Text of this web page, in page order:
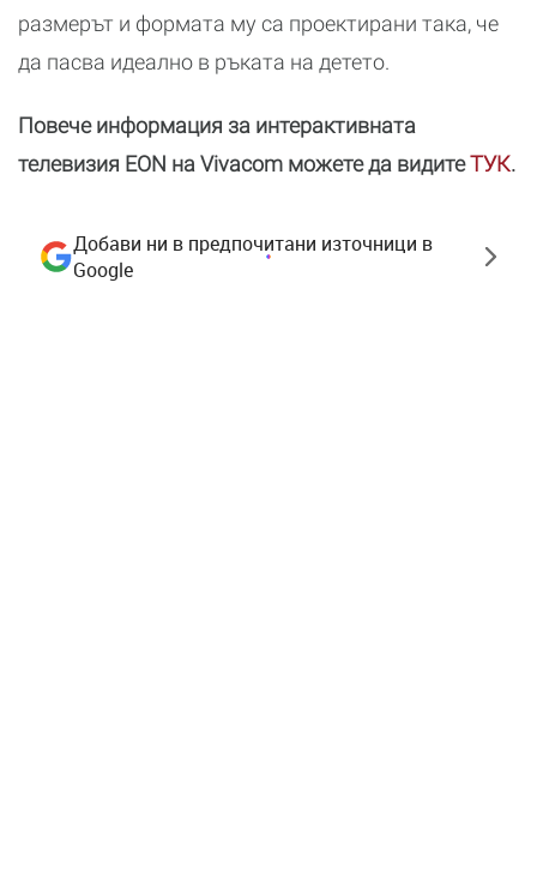
размерът и формата му са проектирани така, че
да пасва идеално в ръката на детето.
Повече информация за интерактивната
телевизия EON на Vivacom можете да видитеТУК.
Добави ни в предпочитани източници в
Google